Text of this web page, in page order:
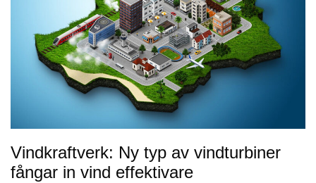
Vindkraftverk: Ny typ av vindturbiner
fångar in vind effektivare